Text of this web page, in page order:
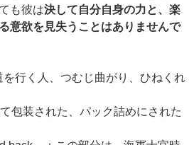
も彼は決して自分自身の力と、楽
意欲を見失うことはありませんで
行く人、つむじ曲がり、ひねくれ
包装された、パック詰めにされた